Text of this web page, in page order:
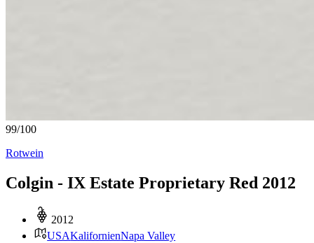
99/100
Rotwein
Colgin - IX Estate Proprietary Red 2012
2012
USAKalifornienNapa Valley